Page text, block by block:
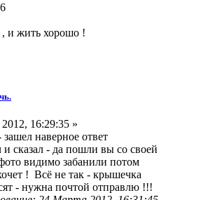
и жить хорошо !
16:29:35 »
зашел наверное ответ
и сказал - да пошли вы со своей
видимо забанили потом
! Всё не так - крышечка
- нужна почтой отправлю !!!